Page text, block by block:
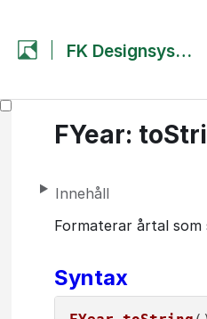
FK Designsystem
FYear:
Innehåll
Formaterar årtal som
Syntax